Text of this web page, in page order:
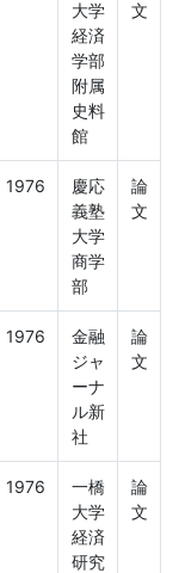
大学
経済
学部
附属
史料
館
文
1976
慶応
義塾
大学
商学
部
論
文
1976
金融
ジャ
ーナ
ル新
社
論
文
1976
一橋
大学
経済
研究
論
文